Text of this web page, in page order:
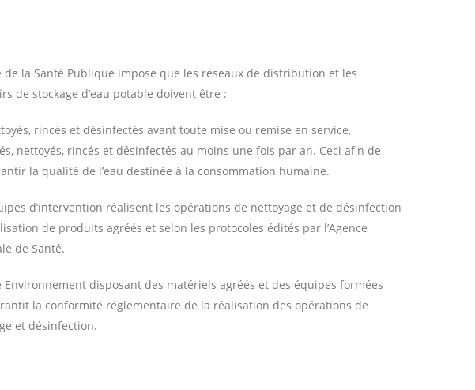
de la Santé Publique impose que les réseaux de distribution et les
de stockage d’eau potable doivent être :
rincés et désinfectés avant toute mise ou remise en service,
nettoyés, rincés et désinfectés au moins une fois par an. Ceci afin de
la qualité de l’eau destinée à la consommation humaine.
d’intervention réalisent les opérations de nettoyage et de désinfection
de produits agréés et selon les protocoles édités par l’Agence
de Santé.
Environnement disposant des matériels agréés et des équipes formées
la conformité réglementaire de la réalisation des opérations de
et désinfection.